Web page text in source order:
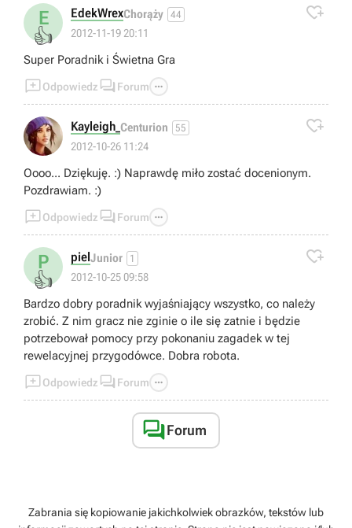
E
👍
EdekWrexChorąży 44
2012-11-19 20:11

Super Poradnik i Świetna Gra
Odpowiedz  Forum 
Kayleigh_ Centurion 55
2012-10-26 11:24

Oooo... Dziękuję. :) Naprawdę miło zostać docenionym.
Pozdrawiam. :)
Odpowiedz  Forum 
P
👍
pielJunior 1
2012-10-25 09:58

Bardzo dobry poradnik wyjaśniający wszystko, co należy
zrobić. Z nim gracz nie zginie o ile się zatnie i będzie
potrzebował pomocy przy pokonaniu zagadek w tej
rewelacyjnej przygodówce. Dobra robota.
Odpowiedz  Forum 
Forum
Zabrania się kopiowanie jakichkolwiek obrazków, tekstów lub